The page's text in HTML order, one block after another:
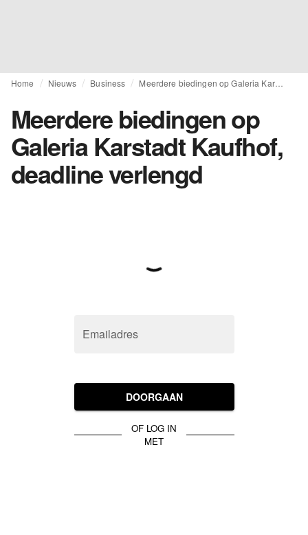
Home Nieuws Business Meerdere biedingen op Galeria Karstadt Kaufhof, deadline verlengd
Meerdere biedingen op
Galeria Karstadt Kaufhof,
deadline verlengd
Emailadres
DOORGAAN
OF LOG IN
MET